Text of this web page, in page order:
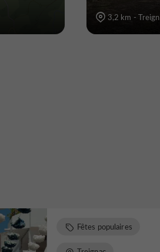
3,2 km -
Fêtes populaires